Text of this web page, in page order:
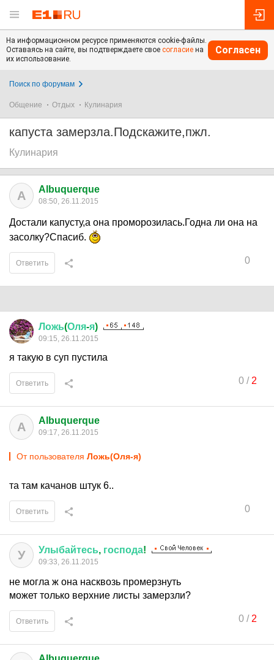
На информационном ресурсе применяются cookie-файлы.
Оставаясь на сайте, вы подтверждаете свое согласие на
их использование.
Согласен
Поиск по форумам
Общение Отдых Кулинария
капуста замерзла.Подскажите,пжл.
Кулинария
A Albuquerque
08:50, 26.11.2015
Достали капусту,а она проморозилась.Годна ли она на
засолку?Спасиб.
0
Ответить
Ложь(Оля-я)
09:15, 26.11.2015
я такую в суп пустила
0/ 2
Ответить
A Albuquerque
09:17, 26.11.2015
От пользователя Ложь(Оля-я)
та там качанов штук 6..
0
Ответить
У Улыбайтесь, господа!
09:33, 26.11.2015
не могла ж она насквозь промерзнуть
может только верхние листы замерзли?
0/ 2
Ответить